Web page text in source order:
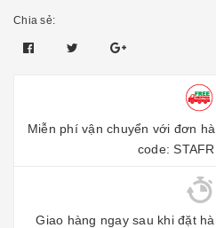
Chia sẻ:
Miễn phí vận chuyển với đơn
code:
Giao hàng ngay sau khi đặt